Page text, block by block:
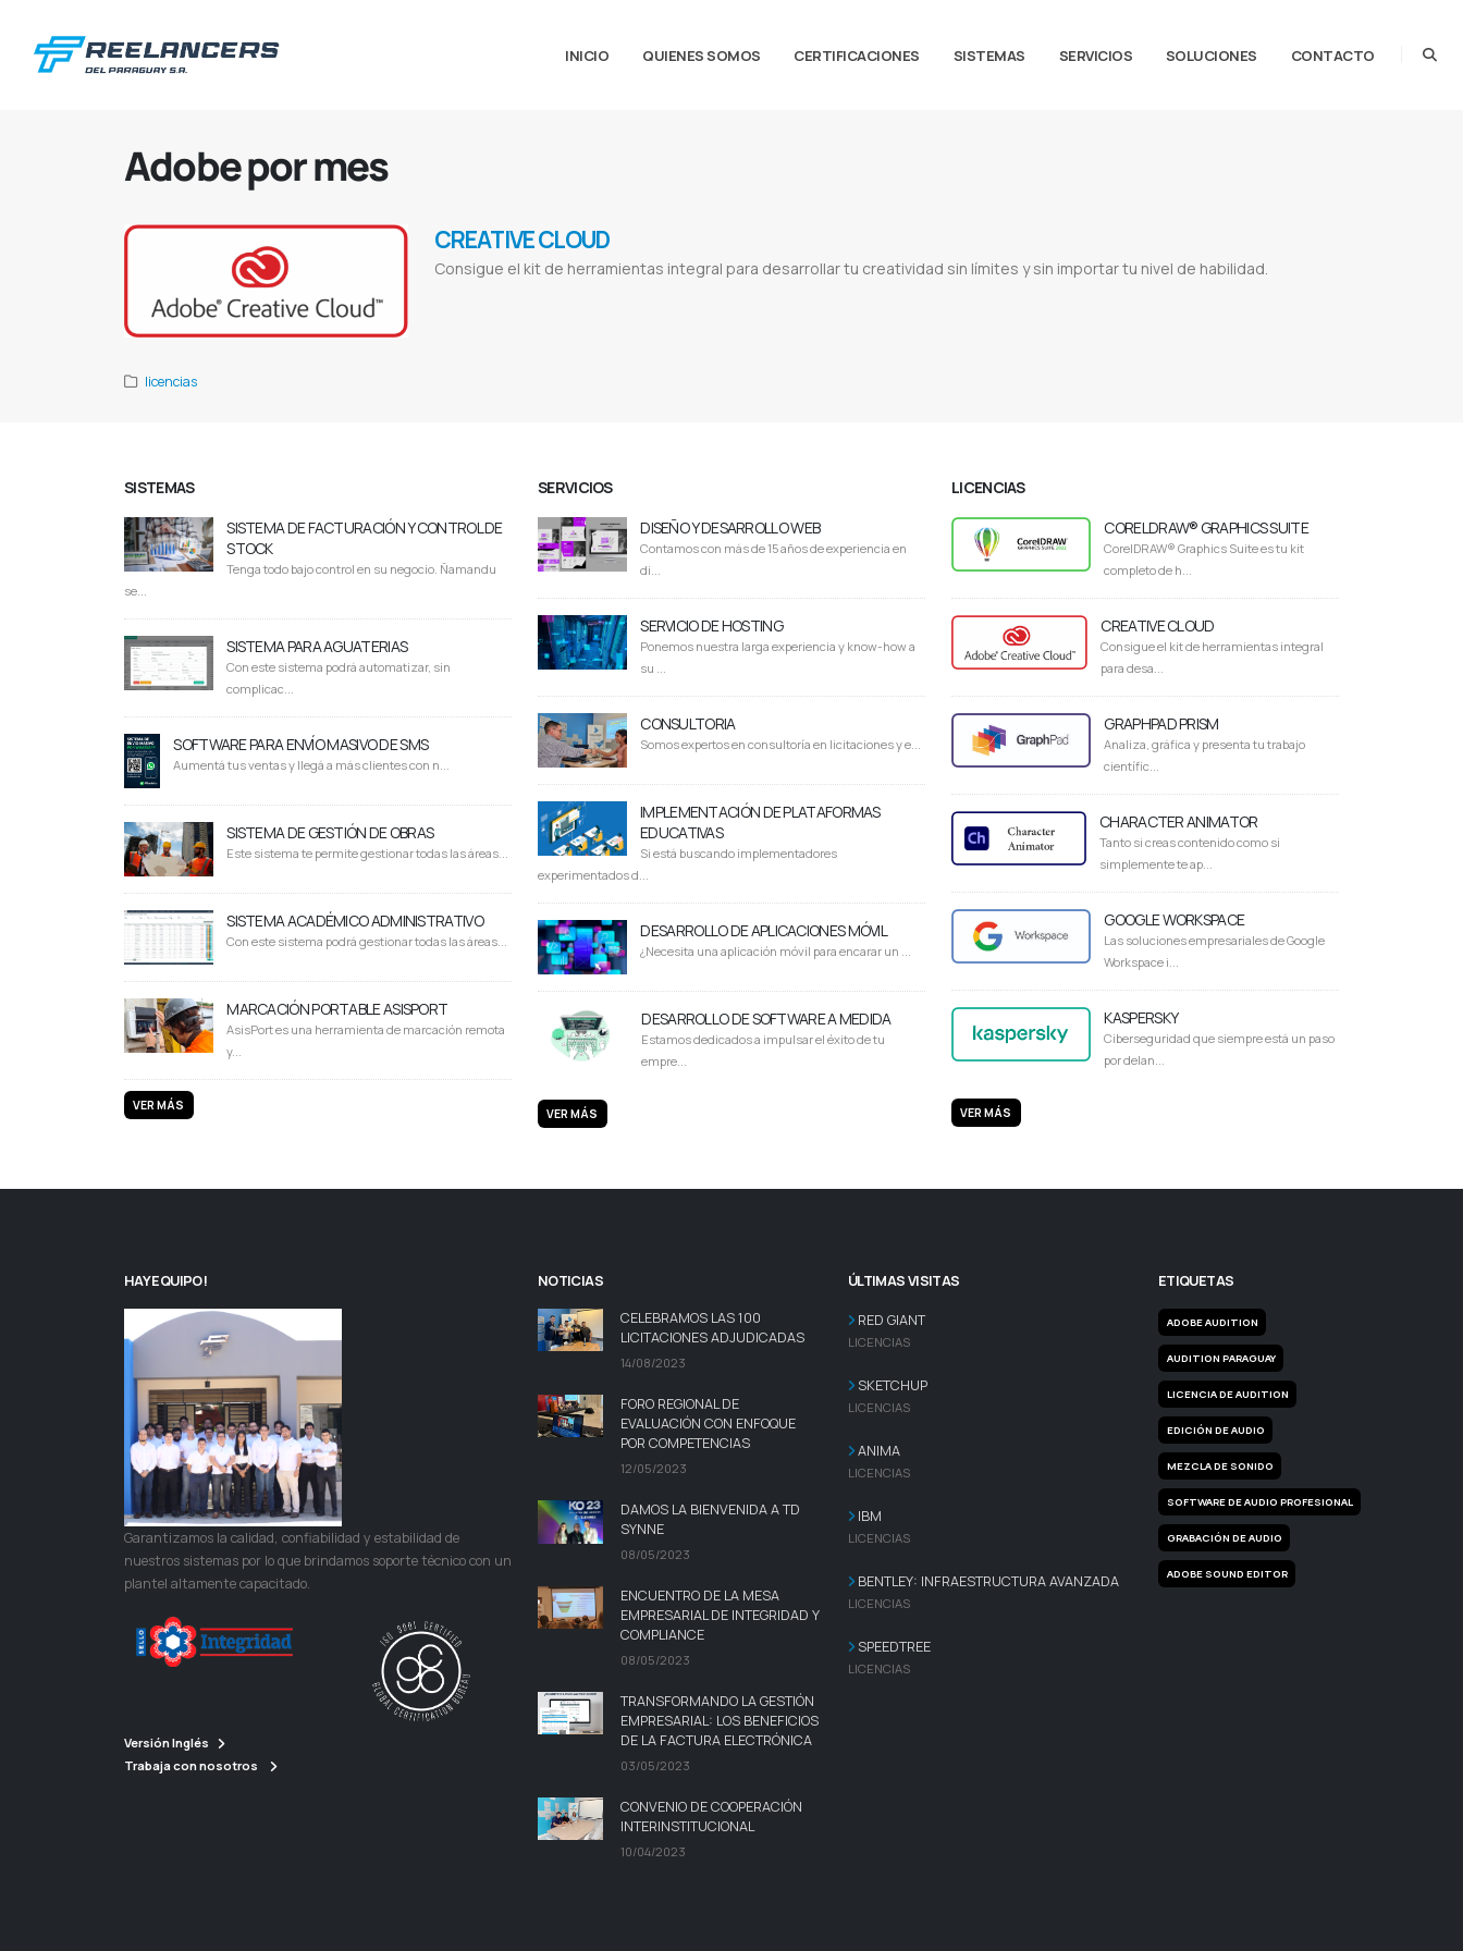
INICIO QUIENES SOMOS CERTIFICACIONES SISTEMAS SERVICIOS SOLUCIONES CONTACTO
Adobe por mes
CREATIVE CLOUD
Consigue el kit de herramientas integral para desarrollar tu creatividad sin límites y sin importar tu nivel de habilidad.
licencias
SISTEMAS
SISTEMA DE FACTURACIÓN Y CONTROL DE
STOCK
Tenga todo bajo control en su negocio. Ñamandu
se...
SISTEMA PARA AGUATERIAS
Con este sistema podrá automatizar, sin
complicac...
SOFTWARE PARA ENVÍO MASIVO DE SMS
Aumentá tus ventas y llegá a más clientes con n...
SISTEMA DE GESTIÓN DE OBRAS
Este sistema te permite gestionar todas las áreas...
SISTEMA ACADÉMICO ADMINISTRATIVO
Con este sistema podrá gestionar todas las áreas...
MARCACIÓN PORTABLE ASISPORT
AsisPort es una herramienta de marcación remota
y...
VER MÁS
SERVICIOS
DISEÑO Y DESARROLLO WEB
Contamos con más de 15 años de experiencia en
di...
SERVICIO DE HOSTING
Ponemos nuestra larga experiencia y know-how a
su ...
CONSULTORIA
Somos expertos en consultoría en licitaciones y e...
IMPLEMENTACIÓN DE PLATAFORMAS
EDUCATIVAS
Si está buscando implementadores
experimentados d...
DESARROLLO DE APLICACIONES MÓVIL
¿Necesita una aplicación móvil para encarar un ...
DESARROLLO DE SOFTWARE A MEDIDA
Estamos dedicados a impulsar el éxito de tu
empre...
VER MÁS
LICENCIAS
CORELDRAW® GRAPHICS SUITE
CorelDRAW® Graphics Suite es tu kit
completo de h...
CREATIVE CLOUD
Consigue el kit de herramientas integral
para desa...
GRAPHPAD PRISM
Analiza, gráfica y presenta tu trabajo
científic...
CHARACTER ANIMATOR
Tanto si creas contenido como si
simplemente te ap...
GOOGLE WORKSPACE
Las soluciones empresariales de Google
Workspace i...
KASPERSKY
Ciberseguridad que siempre está un paso
por delan...
VER MÁS
HAY EQUIPO!
Garantizamos la calidad, confiabilidad y estabilidad de
nuestros sistemas por lo que brindamos soporte técnico con un
plantel altamente capacitado.
Versión Inglés
Trabaja con nosotros
NOTICIAS
CELEBRAMOS LAS 100
LICITACIONES ADJUDICADAS
14/08/2023
FORO REGIONAL DE
EVALUACIÓN CON ENFOQUE
POR COMPETENCIAS
12/05/2023
DAMOS LA BIENVENIDA A TD
SYNNE
08/05/2023
ENCUENTRO DE LA MESA
EMPRESARIAL DE INTEGRIDAD Y
COMPLIANCE
08/05/2023
TRANSFORMANDO LA GESTIÓN
EMPRESARIAL: LOS BENEFICIOS
DE LA FACTURA ELECTRÓNICA
03/05/2023
CONVENIO DE COOPERACIÓN
INTERINSTITUCIONAL
10/04/2023
ÚLTIMAS VISITAS
RED GIANT
LICENCIAS
SKETCHUP
LICENCIAS
ANIMA
LICENCIAS
IBM
LICENCIAS
BENTLEY: INFRAESTRUCTURA AVANZADA
LICENCIAS
SPEEDTREE
LICENCIAS
ETIQUETAS
ADOBE AUDITION
AUDITION PARAGUAY
LICENCIA DE AUDITION
EDICIÓN DE AUDIO
MEZCLA DE SONIDO
SOFTWARE DE AUDIO PROFESIONAL
GRABACIÓN DE AUDIO
ADOBE SOUND EDITOR